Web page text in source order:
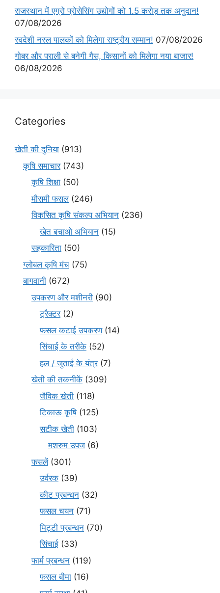
राजस्थान में एग्रो प्रोसेसिंग उद्योगों को 1.5 करोड़ तक अनुदान!
07/08/2026
स्वदेशी नस्ल पालकों को मिलेगा राष्ट्रीय सम्मान! 07/08/2026
गोबर और पराली से बनेगी गैस, किसानों को मिलेगा नया बाजार!
06/08/2026
Categories
खेती की दुनिया (913)
कृषि समाचार(743)
कृषि शिक्षा (50)
मौसमी फसल(246)
विकसित कृषि संकल्प अभियान (236)
खेत बचाओ अभियान (15)
सहकारिता (50)
ग्लोबल कृषि मंच (75)
बागवानी (672)
उपकरण और मशीनरी (90)
ट्रैक्टर(2)
फसल कटाई उपकरण(14)
सिंचाई के तरीके (52)
हल / जुताई के यंत्र(7)
खेती की तकनीकें (309)
जैविक खेती (118)
टिकाऊ कृषि(125)
सटीक खेती (103)
मशरुम उपज (6)
फसलें(301)
उर्वरक (39)
कीट प्रबन्धन (32)
फसल चयन (71)
मि‌ट्टी प्रबन्धन (70)
सिंचाई (33)
फार्म प्रबन्धन (119)
फसल बीमा (16)